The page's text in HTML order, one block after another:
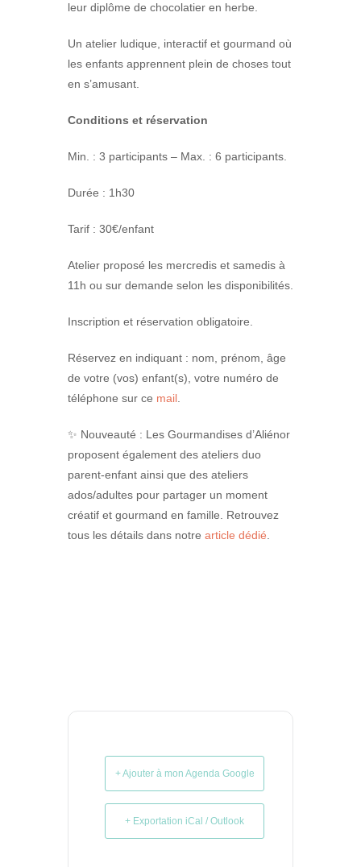
leur diplôme de chocolatier en herbe.
Un atelier ludique, interactif et gourmand où
les enfants apprennent plein de choses tout
en s’amusant.
Conditions et réservation
Min. : 3 participants – Max. : 6 participants.
Durée : 1h30
Tarif : 30€/enfant
Atelier proposé les mercredis et samedis à
11h ou sur demande selon les disponibilités.
Inscription et réservation obligatoire.
Réservez en indiquant : nom, prénom, âge
de votre (vos) enfant(s), votre numéro de
téléphone sur ce mail.
✨ Nouveauté : Les Gourmandises d’Aliénor
proposent également des ateliers duo
parent-enfant ainsi que des ateliers
ados/adultes pour partager un moment
créatif et gourmand en famille. Retrouvez
tous les détails dans notre article dédié.
+ Ajouter à mon Agenda Google
+ Exportation iCal / Outlook